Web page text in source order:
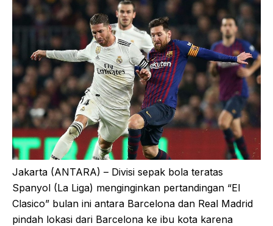
Jakarta (ANTARA) – Divisi sepak bola teratas
Spanyol (La Liga) menginginkan pertandingan “El
Clasico” bulan ini antara Barcelona dan Real Madrid
pindah lokasi dari Barcelona ke ibu kota karena